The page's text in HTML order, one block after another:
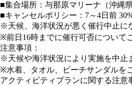
■集合場所：与那原マリーナ（沖縄
■キャンセルポリシー：7～4日前
※天候、海洋状況が悪く催行中止に
※前日16時までに催行可否について
注意事項：
※天候や海洋状況により実施を中止
※水着、タオル、ビーチサンダルを
アクティビティプランに関する注意